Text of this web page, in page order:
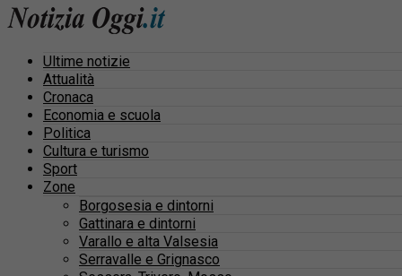
Ultime notizie
Attualità
Cronaca
Economia e scuola
Politica
Cultura e turismo
Sport
Zone
Borgosesia e dintorni
Gattinara e dintorni
Varallo e alta Valsesia
Serravalle e Grignasco